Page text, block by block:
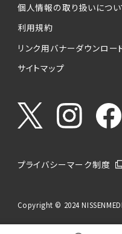
個人情報の取り扱いについ
利用規約
リンク用バナーダウンロー
サイトマップ
プライバシーマーク制度
Copyright © 2024